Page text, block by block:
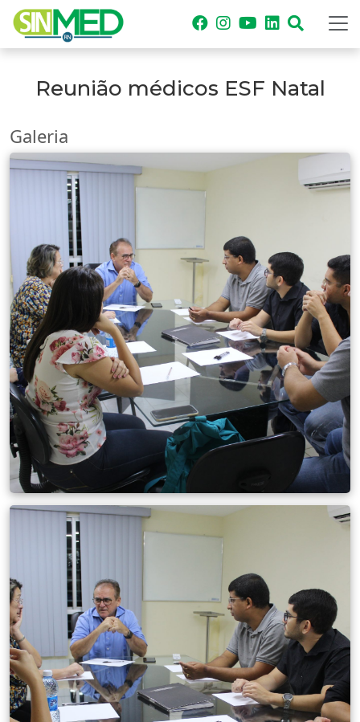
Reunião médicos ESF Natal
Galeria